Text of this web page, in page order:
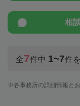
相
全7件中 1~7件
各事務所の詳細情報と